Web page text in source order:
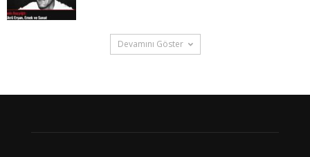
Devamını Göster